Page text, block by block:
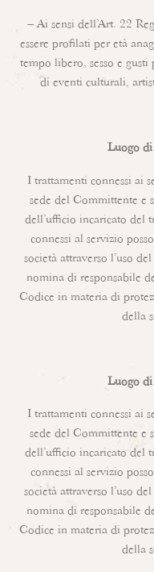
– Ai sensi dell’Art. 22
essere profilati per età
tempo libero, sesso e
di eventi culturali,
Luogo di
I trattamenti connessi ai
sede del Committente e
dell’ufficio incaricato del
connessi al servizio
società attraverso l’uso
nomina di responsabile
Codice in materia di
della
Luogo di
I trattamenti connessi ai
sede del Committente e
dell’ufficio incaricato del
connessi al servizio
società attraverso l’uso
nomina di responsabile
Codice in materia di
della